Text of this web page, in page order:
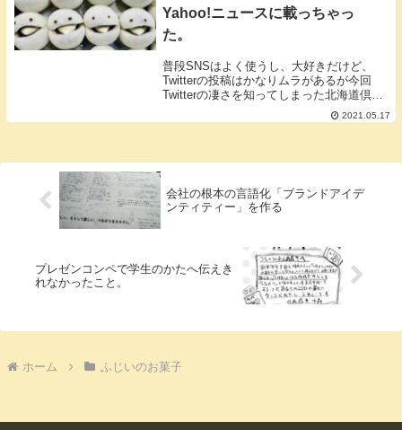
Yahoo!ニュースに載っちゃっ
た。
普段SNSはよく使うし、大好きだけど、
Twitterの投稿はかなりムラがあるが今回
Twitterの凄さを知ってしまった北海道倶知
安（くっちゃん）株式会社ふじ井 お菓子
のふじい 代表藤井千晶 ですTwitterとカ
2021.05.17
会社の根本の言語化「ブランドアイデ
ンティティー」を作る
プレゼンコンペで学生のかたへ伝えき
れなかったこと。
ホーム ふじいのお菓子